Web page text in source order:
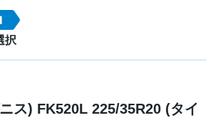
択
ス) FK520L 225/35R20 (タイ